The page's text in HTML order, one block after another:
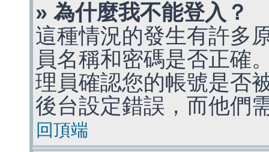
» 為什麼我不能登入？
這種情況的發生有許多
員名稱和密碼是否正確
理員確認您的帳號是否
後台設定錯誤，而他們
回頂端